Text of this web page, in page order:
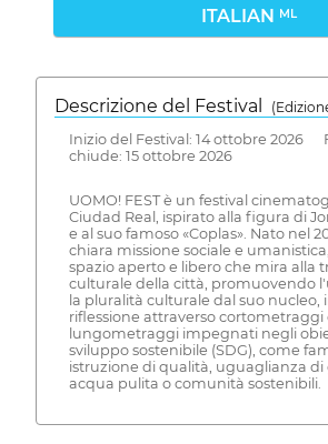
ITALIAN ML
Descrizione del Festival
(
Inizio del Festival: 14 ottobre 2026
chiude: 15 ottobre 2026
UOMO! FEST è un festival
Ciudad Real, ispirato alla figura di
e al suo famoso «Coplas». Nato nel
chiara missione sociale e
spazio aperto e libero che mira alla
culturale della città, promuovendo
la pluralità culturale dal suo nucleo,
riflessione attraverso cortometraggi
lungometraggi impegnati negli
sviluppo sostenibile (SDG), come
istruzione di qualità, uguaglianza di
acqua pulita o comunità sostenibili.